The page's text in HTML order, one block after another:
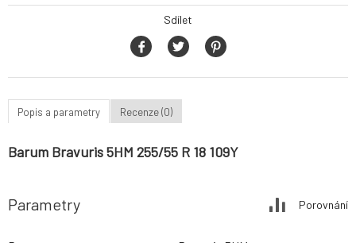
Sdílet
Popis a parametry Recenze (0)
Barum Bravuris 5HM 255/55 R 18 109Y
Parametry Porovnání